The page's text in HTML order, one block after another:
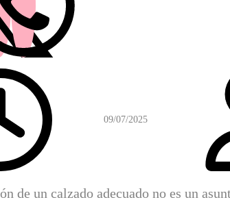
09/07/2025
de un calzado adecuado no es un